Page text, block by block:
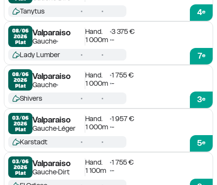
4e
Tanytus
08/06
2026
Plat
Valparaiso
Gauche
Hand.
3 375 €
1 000m -
7e
Lady Lumber
08/06
2026
Plat
Valparaiso
Gauche
Hand.
1 755 €
1 000m -
3e
Shivers
03/06
2026
Plat
Valparaiso
GaucheLéger
Hand.
1 957 €
1 000m -
5e
Karstadt
03/06
2026
Plat
Valparaiso
GaucheDirt
Hand.
1 755 €
1 100m
-